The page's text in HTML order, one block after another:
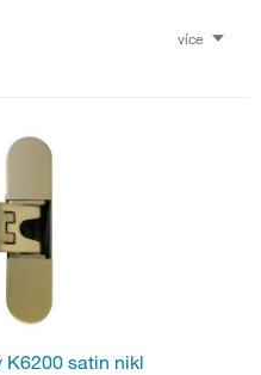
více
K6200 satin nikl